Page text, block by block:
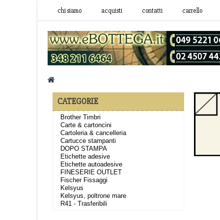
chi siamo acquisti contatti carrello
CATEGORIE
Brother Timbri
Carte & cartoncini
Cartoleria & cancelleria
Cartucce stampanti
DOPO STAMPA
Etichette adesive
Etichette autoadesive
FINESERIE OUTLET
Fischer Fissaggi
Kelsyus
Kelsyus, poltrone mare
R41 - Trasferibili